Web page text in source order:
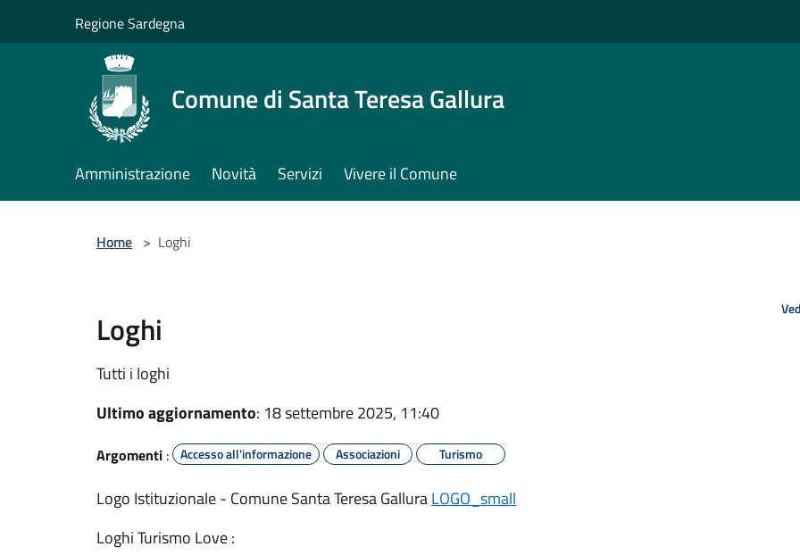
Regione Sardegna
Comune di Santa Teresa Gallura
Amministrazione Novità Servizi Vivere il Comune
Home > Loghi
Loghi
Tutti i loghi
Ultimo aggiornamento: 18 settembre 2025, 11:40
Argomenti : Accesso all'informazione Associazioni Turismo
Logo Istituzionale - Comune Santa Teresa GalluraLOGO_small
Loghi Turismo Love :